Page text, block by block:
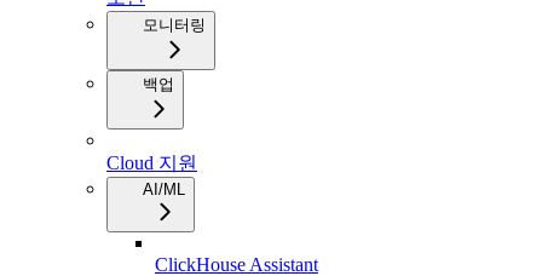
모니터링
백업
Cloud 지원
AI/ML
ClickHouse Assistant